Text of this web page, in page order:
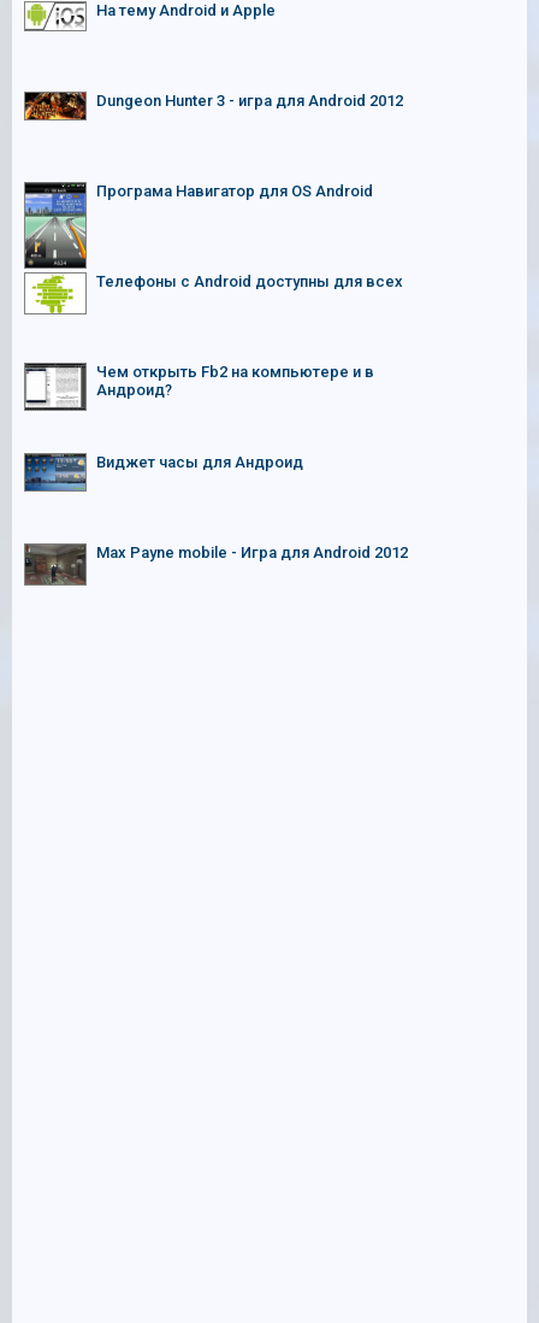
На тему Android и Apple
Dungeon Hunter 3 - игра для Android 2012
Програма Навигатор для OS Android
Телефоны с Android доступны для всех
Чем открыть Fb2 на компьютере и в
Андроид?
Виджет часы для Андроид
Max Payne mobile - Игра для Android 2012